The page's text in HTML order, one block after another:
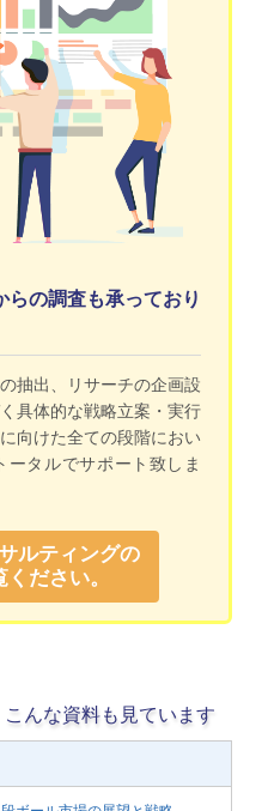
の調査も承っており
抽出、リサーチの企画設
具体的な戦略立案・実行
向けた全ての段階におい
ータルでサポート致しま
ルティングの
ださい。
んな資料も見ています